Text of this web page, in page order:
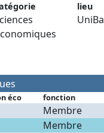
lieu
UniBa
éco fonction
Membre
Membre